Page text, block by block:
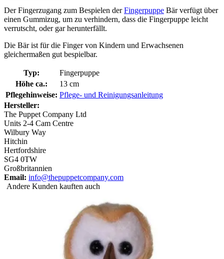
Der Fingerzugang zum Bespielen derFingerpuppe Bär verfügt über
einen Gummizug, um zu verhindern, dass die Fingerpuppe leicht
verrutscht, oder gar herunterfällt.
Die Bär ist für die Finger von Kindern und Erwachsenen
gleichermaßen gut bespielbar.
Typ:
Fingerpuppe
Höhe ca.:
13 cm
Pflegehinweise: Pflege- und Reinigungsanleitung
Hersteller:
The Puppet Company Ltd
Units 2-4 Cam Centre
Wilbury Way
Hitchin
Hertfordshire
SG4 0TW
Großbritannien
Email: info@thepuppetcompany.com
Andere Kunden kauften auch